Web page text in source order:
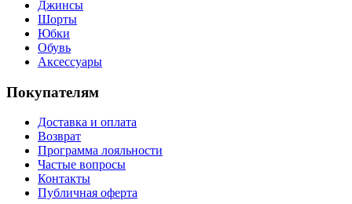
Джинсы
Шорты
Юбки
Обувь
Аксессуары
Покупателям
Доставка и оплата
Возврат
Программа лояльности
Частые вопросы
Контакты
Публичная оферта